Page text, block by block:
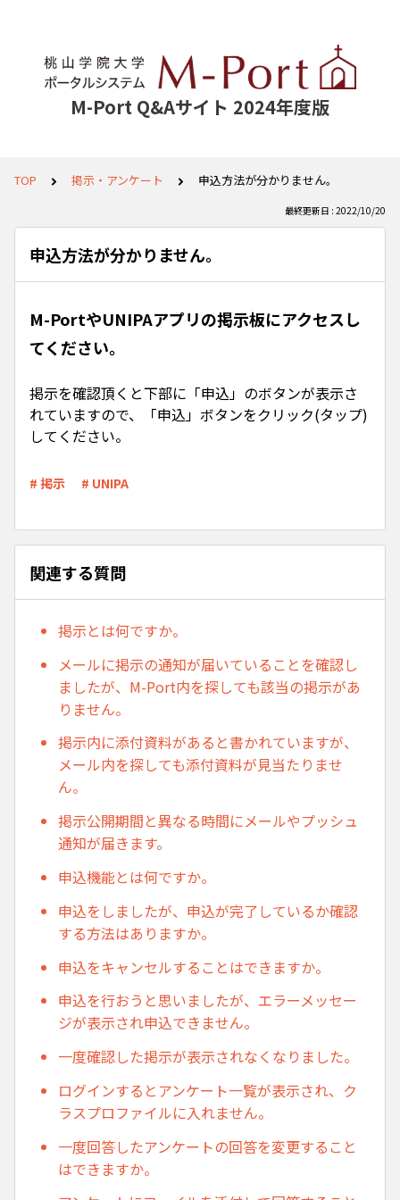
M-Port Q&Aサイト 2024年度版
TOP 掲示・アンケート 申込方法が分かりません。
最終更新日 : 2022/10/20
申込方法が分かりません。
M-PortやUNIPAアプリの掲示板にアクセスし
てください。
掲示を確認頂くと下部に「申込」のボタンが表示さ
れていますので、「申込」ボタンをクリック(タップ)
してください。
# 掲示 # UNIPA
関連する質問
掲示とは何ですか。
メールに掲示の通知が届いていることを確認し
ましたが、M-Port内を探しても該当の掲示があ
りません。
掲示内に添付資料があると書かれていますが、
メール内を探しても添付資料が見当たりませ
ん。
掲示公開期間と異なる時間にメールやプッシュ
通知が届きます。
申込機能とは何ですか。
申込をしましたが、申込が完了しているか確認
する方法はありますか。
申込をキャンセルすることはできますか。
申込を行おうと思いましたが、エラーメッセー
ジが表示され申込できません。
一度確認した掲示が表示されなくなりました。
ログインするとアンケート一覧が表示され、ク
ラスプロファイルに入れません。
一度回答したアンケートの回答を変更すること
はできますか。